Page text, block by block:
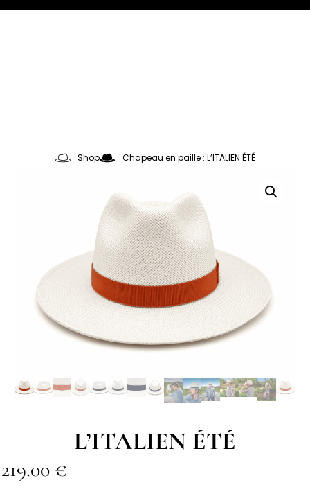
L’ITALIEN ÉTÉ
219.00 €
Shop Chapeau en paille : L’ITALIEN ÉTÉ